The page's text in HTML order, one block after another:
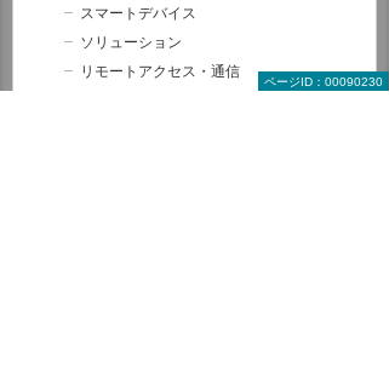
ページID：00090230
スマートデバイス
ソリューション
リモートアクセス・通信